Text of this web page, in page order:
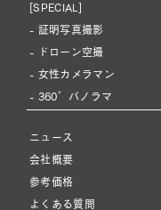
[SPECIAL]
- 証明写真撮影
- ドローン空撮
- 女性カメラマン
- 360°パノラマ
ニュース
会社概要
参考価格
よくある質問